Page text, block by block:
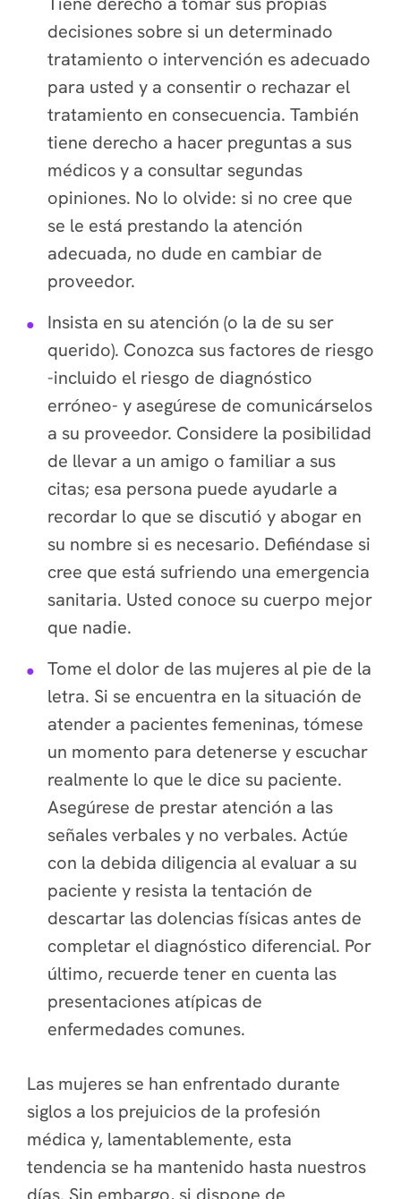
decisiones sobre si un determinado
tratamiento o intervención es adecuado
para usted y a consentir o rechazar el
tratamiento en consecuencia. También
tiene derecho a hacer preguntas a sus
médicos y a consultar segundas
opiniones. No lo olvide: si no cree que
se le está prestando la atención
adecuada, no dude en cambiar de
proveedor.
Insista en su atención (o la de su ser
querido). Conozca sus factores de riesgo
-incluido el riesgo de diagnóstico
erróneo- y asegúrese de comunicárselos
a su proveedor. Considere la posibilidad
de llevar a un amigo o familiar a sus
citas; esa persona puede ayudarle a
recordar lo que se discutió y abogar en
su nombre si es necesario. Defiéndase si
cree que está sufriendo una emergencia
sanitaria. Usted conoce su cuerpo mejor
que nadie.
Tome el dolor de las mujeres al pie de la
letra. Si se encuentra en la situación de
atender a pacientes femeninas, tómese
un momento para detenerse y escuchar
realmente lo que le dice su paciente.
Asegúrese de prestar atención a las
señales verbales y no verbales. Actúe
con la debida diligencia al evaluar a su
paciente y resista la tentación de
descartar las dolencias físicas antes de
completar el diagnóstico diferencial. Por
último, recuerde tener en cuenta las
presentaciones atípicas de
enfermedades comunes.
Las mujeres se han enfrentado durante
siglos a los prejuicios de la profesión
médica y, lamentablemente, esta
tendencia se ha mantenido hasta nuestros